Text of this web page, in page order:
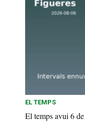
EL TEMPS
El temps avui 6